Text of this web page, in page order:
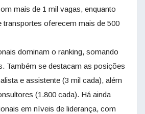
mais de 1 mil vagas, enquanto
transportes oferecem mais de 500
dominam o ranking, somando
Também se destacam as posições
e assistente (3 mil cada), além
(1.800 cada). Há ainda
em níveis de liderança, com